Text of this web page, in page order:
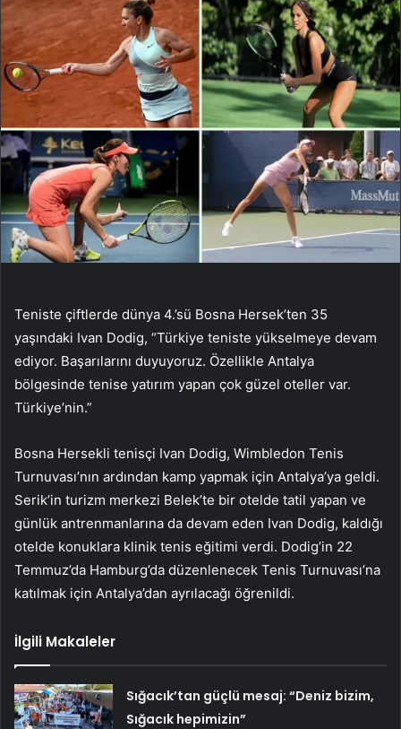
Teniste çiftlerde dünya 4.’sü Bosna Hersek’ten 35
yaşındaki Ivan Dodig, “Türkiye teniste yükselmeye devam
ediyor. Başarılarını duyuyoruz. Özellikle Antalya
bölgesinde tenise yatırım yapan çok güzel oteller var.
Türkiye’nin.”
Bosna Hersekli tenisçi Ivan Dodig, Wimbledon Tenis
Turnuvası’nın ardından kamp yapmak için Antalya’ya geldi.
Serik’in turizm merkezi Belek’te bir otelde tatil yapan ve
günlük antrenmanlarına da devam eden Ivan Dodig, kaldığı
otelde konuklara klinik tenis eğitimi verdi. Dodig’in 22
Temmuz’da Hamburg’da düzenlenecek Tenis Turnuvası’na
katılmak için Antalya’dan ayrılacağı öğrenildi.
İlgili Makaleler
Sığacık’tan güçlü mesaj: “Deniz bizim,
Sığacık hepimizin”